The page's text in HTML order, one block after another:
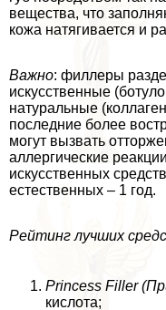
вещества, что
кожа натягивается и
Важно: филлеры
искусственные
натуральные
последние более
могут вызвать
аллергические
искусственных
естественных – 1 год.
Рейтинг лучших
Princess Filler
кислота;